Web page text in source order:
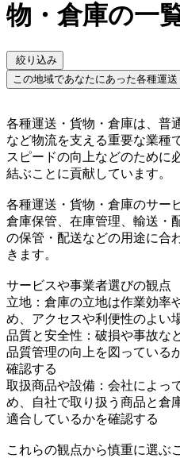
物・倉庫の一
絞り込み
この地域であなたにあった各種運
各種運送・貨物・倉庫は、普
など物流を支える重要な業種
スピードの向上などのために
結ぶことに貢献しています。
各種運送・貨物・倉庫のサー
倉庫保管、在庫管理、輸送・
の保管・配送などの用途に合
きます。
サービスや事業者選びの観点
立地：倉庫の立地は作業効率
め、アクセスや利便性のよい
品質と安全性：破損や事故な
品質管理の向上を図っている
確認する
取扱商品や設備：会社によっ
め、自社で取り扱う商品と倉
適合しているかを確認する
これらの観点から慎重に選ぶ